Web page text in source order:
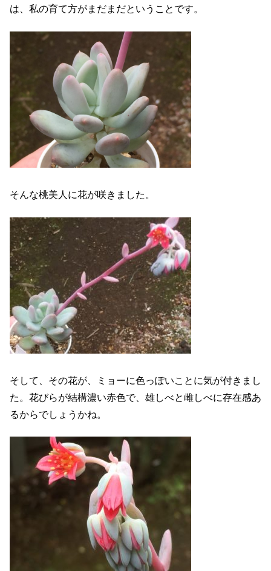
は、私の育て方がまだまだということです。
そんな桃美人に花が咲きました。
そして、その花が、ミョーに色っぽいことに気が付きまし
た。花びらが結構濃い赤色で、雄しべと雌しべに存在感あ
るからでしょうかね。